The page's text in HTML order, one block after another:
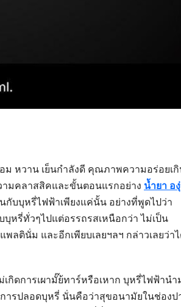
ม หวาน เย็นกำลังดี คุณภาพความอร่อยเ
ามคลาสสิคและขั้นตอนแรกอย่าง น้ำยา อ
กับบุหรี่ไฟฟ้าเพียงแค่นั้น อย่างที่พูดไปว่า
หรี่ทั่วๆไปแต่อรรถรสเหนือกว่า ไม่เป็น
ตินั่ม และอีกเพียบเลยฯลฯ กล่าวเลยว่า
กิดการเผามั๊ย้ทาร์หรือเหาก บุหรี่ไฟฟ้านำ
ารปลอดบุหรี่ นั่นคือว่าสุขอนามัยในช่องป